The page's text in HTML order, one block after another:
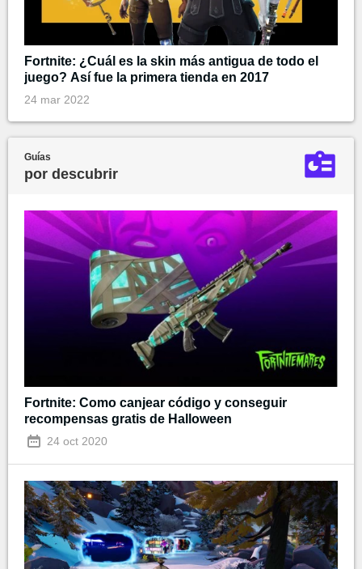
Fortnite: ¿Cuál es la skin más antigua de todo el
juego? Así fue la primera tienda en 2017
24 mar 2022
Guías
por descubrir
Fortnite: Como canjear código y conseguir
recompensas gratis de Halloween
24 oct 2020